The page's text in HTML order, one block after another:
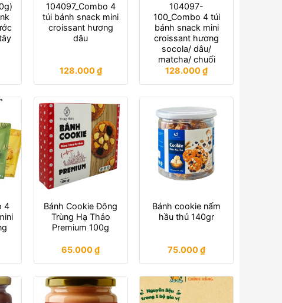
104097_Combo 4
túi bánh snack mini
croissant hương
dâu
128.000₫
104097-
100_Combo 4 túi
bánh snack mini
croissant hương
socola/ dâu/
matcha/ chuối
128.000₫
4
Bánh Cookie Đông
Trùng Hạ Thảo
Premium 100g
65.000₫
Bánh cookie nấm
hầu thủ 140gr
75.000₫